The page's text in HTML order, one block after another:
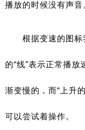
播放的时候没有声音
根据变速的图
的“线”表示正常播放
渐变慢的，而“上升
可以尝试着操作。